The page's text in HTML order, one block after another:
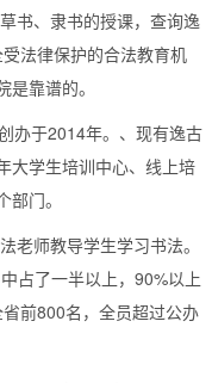
书、隶书的授课，查询逸
法律保护的合法教育机
靠谱的。
办于2014年。、现有逸古
大学生培训中心、线上培
门。
老师教导学生学习书法。
占了一半以上，90%以上
前800名，全员超过公办